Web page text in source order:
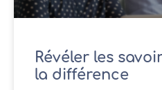
Révéler les
la différence